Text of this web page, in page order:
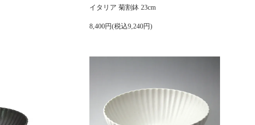
イタリア 菊割鉢 23cm
8,400円(税込9,240円)